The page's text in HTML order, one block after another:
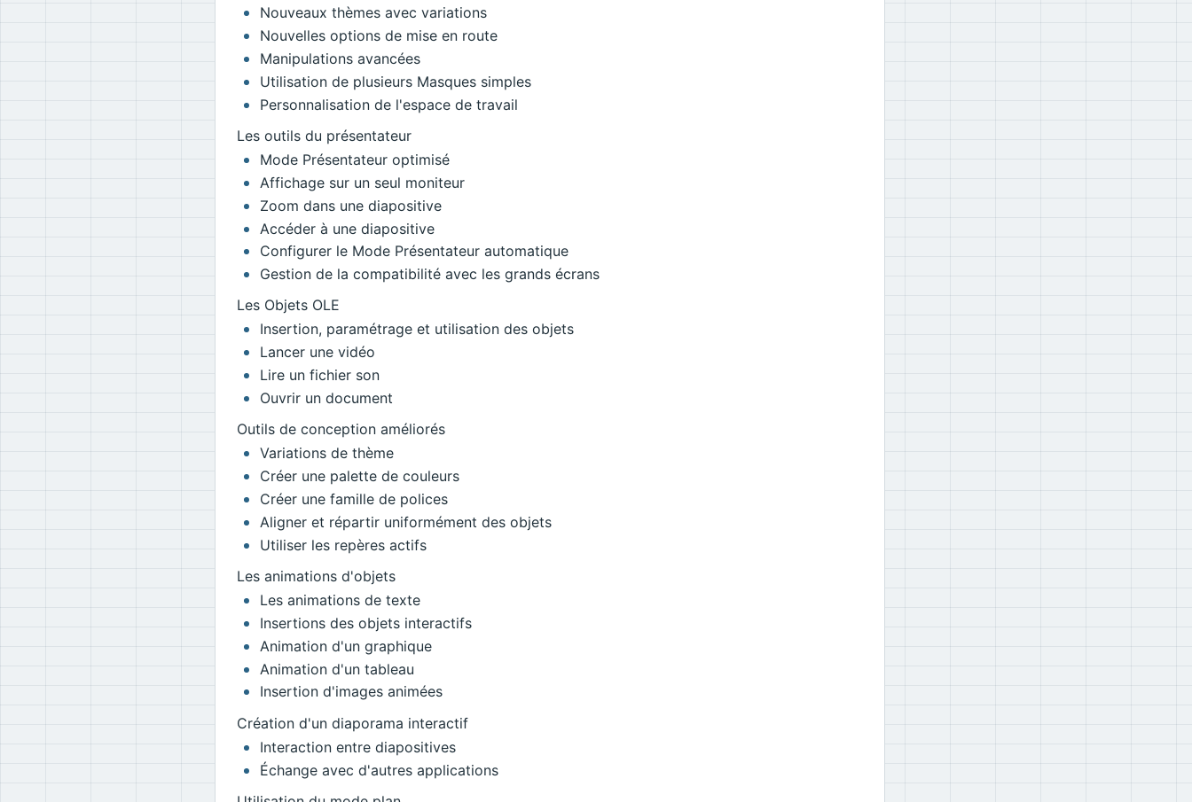
Nouveaux thèmes avec variations
Nouvelles options de mise en route
Manipulations avancées
Utilisation de plusieurs Masques simples
Personnalisation de l'espace de travail
Les outils du présentateur
Mode Présentateur optimisé
Affichage sur un seul moniteur
Zoom dans une diapositive
Accéder à une diapositive
Configurer le Mode Présentateur automatique
Gestion de la compatibilité avec les grands écrans
Les Objets OLE
Insertion, paramétrage et utilisation des objets
Lancer une vidéo
Lire un fichier son
Ouvrir un document
Outils de conception améliorés
Variations de thème
Créer une palette de couleurs
Créer une famille de polices
Aligner et répartir uniformément des objets
Utiliser les repères actifs
Les animations d'objets
Les animations de texte
Insertions des objets interactifs
Animation d'un graphique
Animation d'un tableau
Insertion d'images animées
Création d'un diaporama interactif
Interaction entre diapositives
Échange avec d'autres applications